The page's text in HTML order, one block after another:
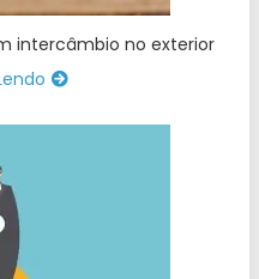
intercâmbio no exterior